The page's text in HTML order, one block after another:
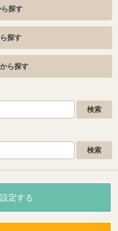
探す
探す
ら探す
定する